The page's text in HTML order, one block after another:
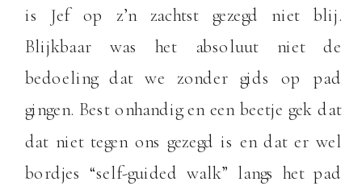
is Jef op z’n zachtst gezegd niet blij.
Blijkbaar was het absoluut niet de
bedoeling dat we zonder gids op pad
gingen. Best onhandig en een beetje gek dat
dat niet tegen ons gezegd is en dat er wel
bordjes “self-guided walk” langs het pad